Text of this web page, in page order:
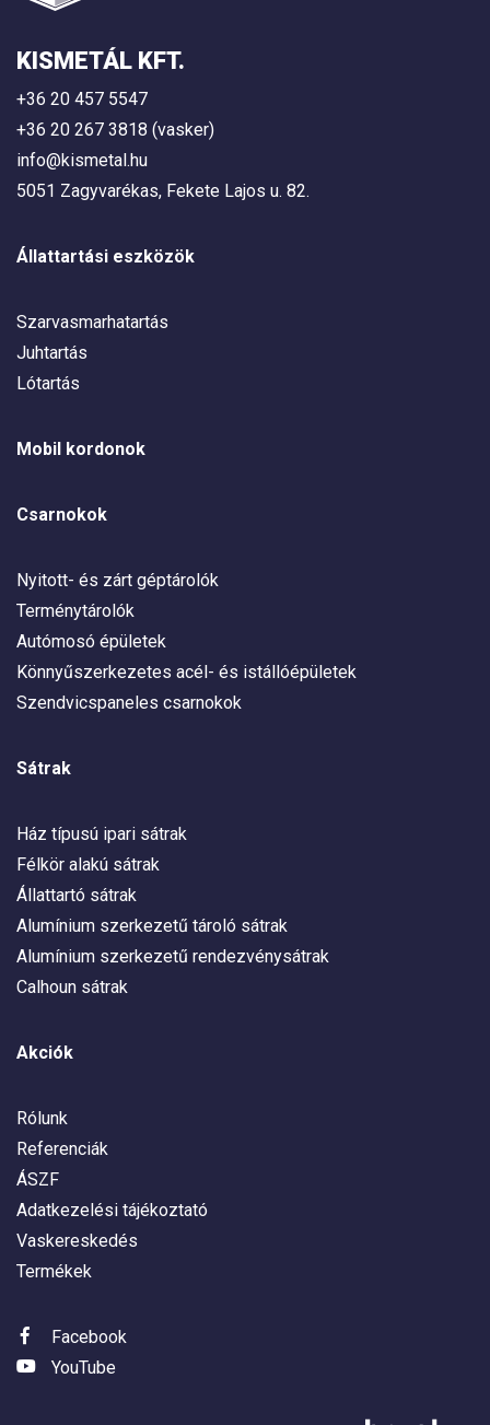
KISMETÁL KFT.
+36 20 457 5547
+36 20 267 3818 (vasker)
info@kismetal.hu
5051 Zagyvarékas, Fekete Lajos u. 82.
Állattartási eszközök
Szarvasmarhatartás
Juhtartás
Lótartás
Mobil kordonok
Csarnokok
Nyitott- és zárt géptárolók
Terménytárolók
Autómosó épületek
Könnyűszerkezetes acél- és istállóépületek
Szendvicspaneles csarnokok
Sátrak
Ház típusú ipari sátrak
Félkör alakú sátrak
Állattartó sátrak
Alumínium szerkezetű tároló sátrak
Alumínium szerkezetű rendezvénysátrak
Calhoun sátrak
Akciók
Rólunk
Referenciák
ÁSZF
Adatkezelési tájékoztató
Vaskereskedés
Termékek
Facebook
YouTube